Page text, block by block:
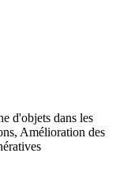
d'objets dans les
Amélioration des